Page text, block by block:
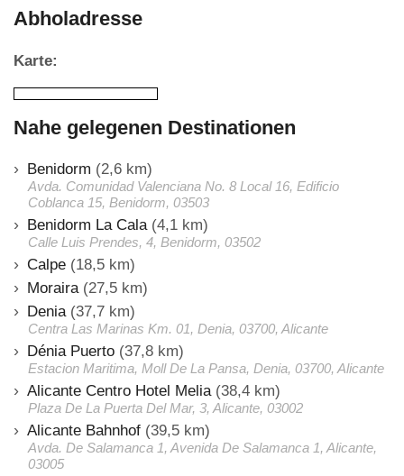
Abholadresse
Karte:
Nahe gelegenen Destinationen
Benidorm (2,6 km)
Avda. Comunidad Valenciana No. 8 Local 16, Edificio
Coblanca 15, Benidorm, 03503
Benidorm La Cala (4,1 km)
Calle Luis Prendes, 4, Benidorm, 03502
Calpe (18,5 km)
Moraira (27,5 km)
Denia (37,7 km)
Centra Las Marinas Km. 01, Denia, 03700, Alicante
Dénia Puerto (37,8 km)
Estacion Maritima, Moll De La Pansa, Denia, 03700, Alicante
Alicante Centro Hotel Melia (38,4 km)
Plaza De La Puerta Del Mar, 3, Alicante, 03002
Alicante Bahnhof (39,5 km)
Avda. De Salamanca 1, Avenida De Salamanca 1, Alicante,
03005